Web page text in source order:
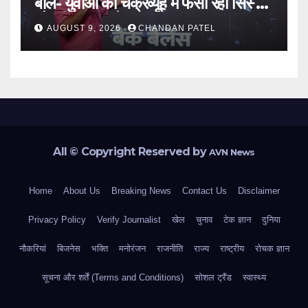
नौकरी के दरवाजे बंद
AUGUST 9, 2026 CHANDAN PATEL
All © Copyright Reserved byAVN News
Home About Us Breaking News Contact Us Disclaimer
Privacy Policy Verify Journalist खेल चुनाव टेक ज्ञान दुनिया
नौकरियां बिजनेस भक्ति मनोरंजन राजनीति राज्य राष्ट्रीय रोचक ज्ञान
सूचना और शर्तें (Terms and Conditions) सोशल ट्रैंड स्वास्थ्य